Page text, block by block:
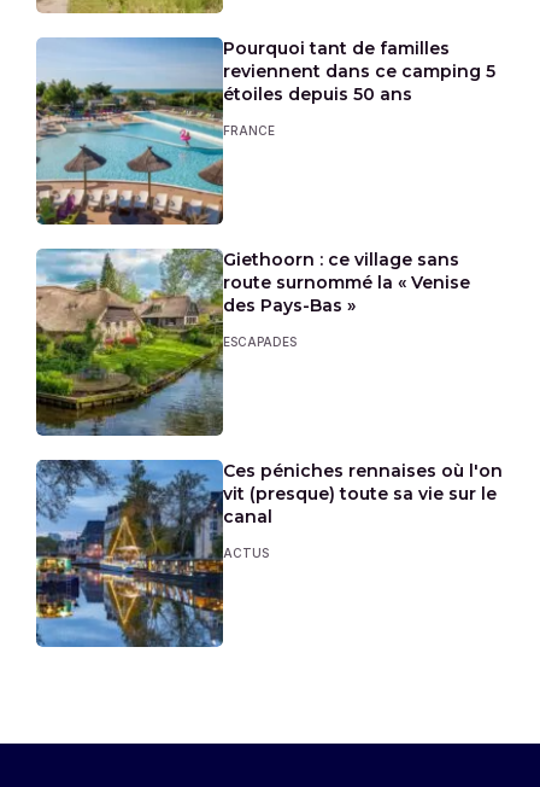
Pourquoi tant de familles
reviennent dans ce camping 5
étoiles depuis 50 ans
FRANCE
Giethoorn : ce village sans
route surnommé la « Venise
des Pays-Bas »
ESCAPADES
Ces péniches rennaises où l'on
vit (presque) toute sa vie sur le
canal
ACTUS